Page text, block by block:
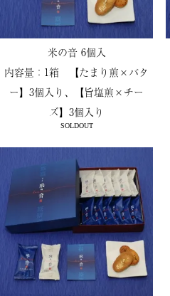
米の音 6個入
内容量：1箱 【たまり煎×バタ
ー】3個入り、【旨塩煎×チー
ズ】3個入り
SOLDOUT